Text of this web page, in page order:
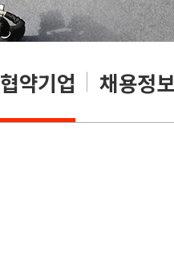
협약기업 채용정보